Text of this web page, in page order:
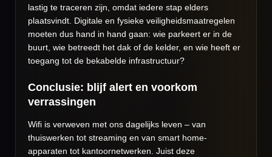
lastig te traceren zijn, omdat iedere stap elders
plaatsvindt. Digitale en fysieke veiligheidsmaatregelen
moeten dus hand in hand gaan: wie parkeert er in de
buurt, wie betreedt het dak of de kelder, en wie heeft er
toegang tot de bekabelde infrastructuur?
Conclusie: blijf alert en voorkom
verrassingen
Wifi is verweven met ons dagelijks leven – van
thuiswerken tot streaming en van smart home-
apparaten tot kantoornetwerken. Juist deze